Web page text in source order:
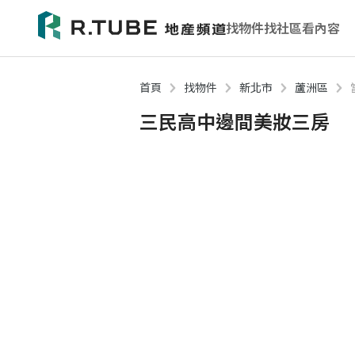
找物件找社區看內容
首頁 找物件 新北市 蘆洲區
三民高中邊間美妝三房